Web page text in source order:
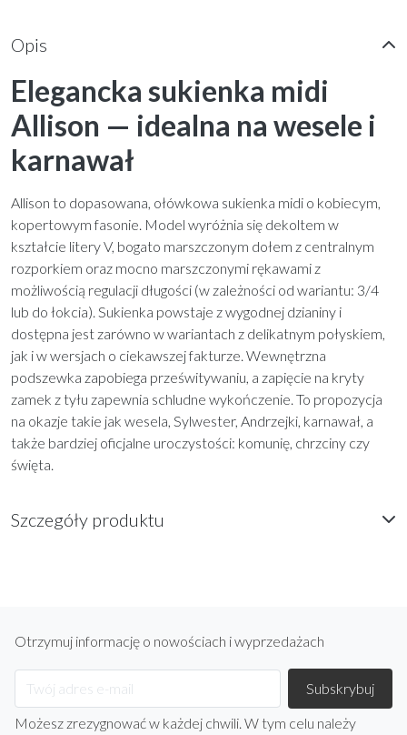
Opis
Elegancka sukienka midi
Allison — idealna na wesele i
karnawał
Allison to dopasowana, ołówkowa sukienka midi o kobiecym,
kopertowym fasonie. Model wyróżnia się dekoltem w
kształcie litery V, bogato marszczonym dołem z centralnym
rozporkiem oraz mocno marszczonymi rękawami z
możliwością regulacji długości (w zależności od wariantu: 3/4
lub do łokcia). Sukienka powstaje z wygodnej dzianiny i
dostępna jest zarówno w wariantach z delikatnym połyskiem,
jak i w wersjach o ciekawszej fakturze. Wewnętrzna
podszewka zapobiega prześwitywaniu, a zapięcie na kryty
zamek z tyłu zapewnia schludne wykończenie. To propozycja
na okazje takie jak wesela, Sylwester, Andrzejki, karnawał, a
także bardziej oficjalne uroczystości: komunię, chrzciny czy
święta.
Szczegóły produktu
Otrzymuj informację o nowościach i wyprzedażach
Możesz zrezygnować w każdej chwili. W tym celu należy